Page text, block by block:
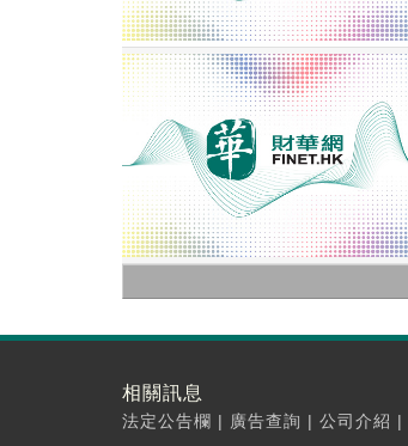
相關訊息
法定公告欄 | 廣告查詢 | 公司介紹 |